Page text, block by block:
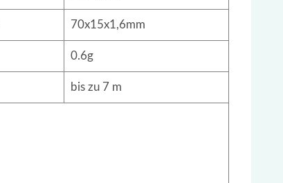
70x15x1,6mm
0.6g
bis zu 7 m